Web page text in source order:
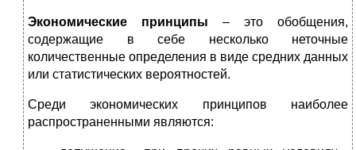
Экономические принципы – это обобщения,
содержащие в себе несколько неточные
количественные определения в виде средних данных
или статистических вероятностей.
Среди экономических принципов наиболее
распространенными являются: